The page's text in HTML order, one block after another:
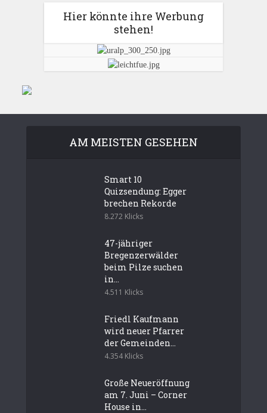
Hier könnte ihre Werbung
stehen!
AM MEISTEN GESEHEN
Smart 10
Quizsendung: Egger
brechen Rekorde
8.272 Klicks
47-jähriger
Bregenzerwälder
beim Pilze suchen
in...
4.511 Klicks
Friedl Kaufmann
wird neuer Pfarrer
der Gemeinden...
4.354 Klicks
Große Neueröffnung
am 7. Juni – Corner
House in...